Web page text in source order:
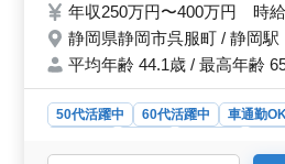
勤可能 皆様のご応
＼まずはお気軽に
年収250万円〜400万円 時
静岡県静岡市呉服町 / 静岡駅
平均年齢 44.1歳 / 最高年齢
50代活躍中 60代活躍中 車通勤OK